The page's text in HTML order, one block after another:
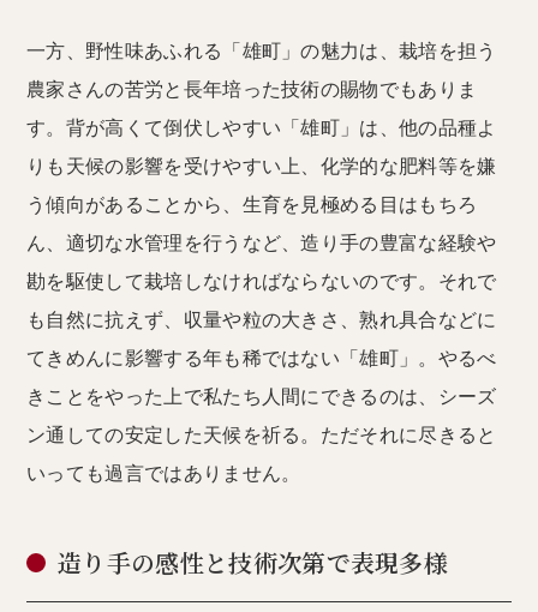
一方、野性味あふれる「雄町」の魅力は、栽培を担う
農家さんの苦労と長年培った技術の賜物でもありま
す。背が高くて倒伏しやすい「雄町」は、他の品種よ
りも天候の影響を受けやすい上、化学的な肥料等を嫌
う傾向があることから、生育を見極める目はもちろ
ん、適切な水管理を行うなど、造り手の豊富な経験や
勘を駆使して栽培しなければならないのです。それで
も自然に抗えず、収量や粒の大きさ、熟れ具合などに
てきめんに影響する年も稀ではない「雄町」。やるべ
きことをやった上で私たち人間にできるのは、シーズ
ン通しての安定した天候を祈る。ただそれに尽きると
いっても過言ではありません。
造り手の感性と技術次第で表現多様